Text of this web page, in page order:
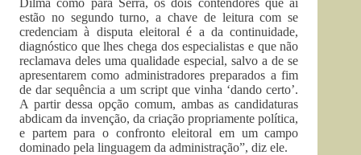
Dilma como para Serra, os dois contendores que aí
estão no segundo turno, a chave de leitura com se
credenciam à disputa eleitoral é a da continuidade,
diagnóstico que lhes chega dos especialistas e que não
reclamava deles uma qualidade especial, salvo a de se
apresentarem como administradores preparados a fim
de dar sequência a um script que vinha ‘dando certo’.
A partir dessa opção comum, ambas as candidaturas
abdicam da invenção, da criação propriamente política,
e partem para o confronto eleitoral em um campo
dominado pela linguagem da administração”, diz ele.